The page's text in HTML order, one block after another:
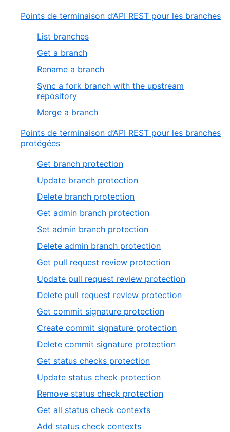
Points de terminaison d’API REST pour les branches
List branches
Get a branch
Rename a branch
Sync a fork branch with the upstream
repository
Merge a branch
Points de terminaison d’API REST pour les branches
protégées
Get branch protection
Update branch protection
Delete branch protection
Get admin branch protection
Set admin branch protection
Delete admin branch protection
Get pull request review protection
Update pull request review protection
Delete pull request review protection
Get commit signature protection
Create commit signature protection
Delete commit signature protection
Get status checks protection
Update status check protection
Remove status check protection
Get all status check contexts
Add status check contexts